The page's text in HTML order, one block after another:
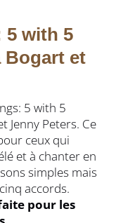
5 with 5
Bogart et
5 with 5
Jenny Peters. Ce
ceux qui
et à chanter en
simples mais
accords.
pour les